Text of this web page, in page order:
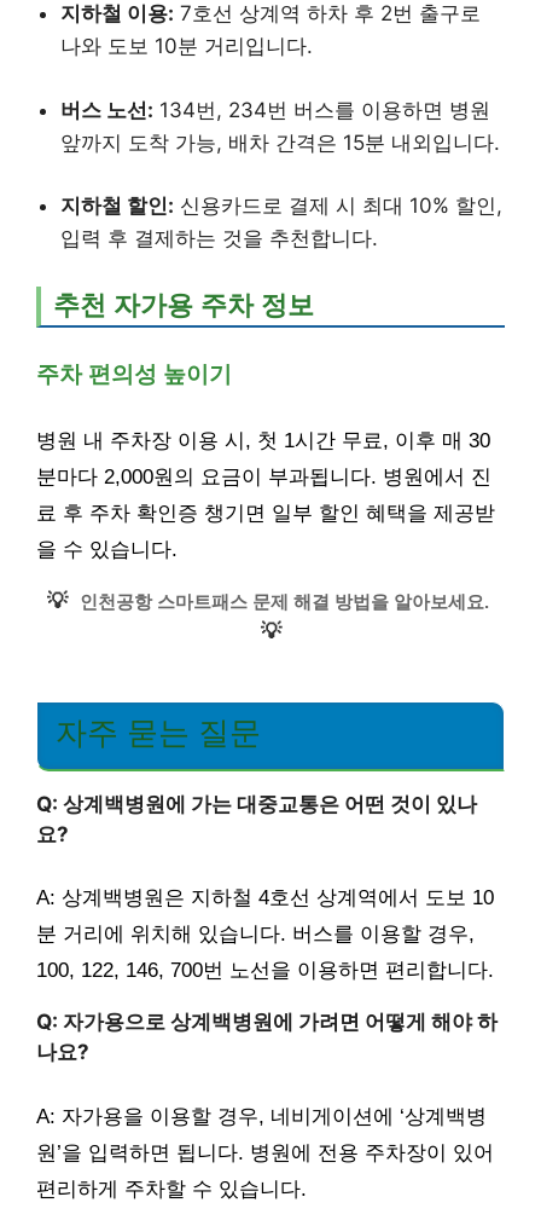
지하철 이용: 7호선 상계역 하차 후 2번 출구로
나와 도보 10분 거리입니다.
버스 노선: 134번, 234번 버스를 이용하면 병원
앞까지 도착 가능, 배차 간격은 15분 내외입니다.
지하철 할인: 신용카드로 결제 시 최대 10% 할인,
입력 후 결제하는 것을 추천합니다.
추천 자가용 주차 정보
주차 편의성 높이기
병원 내 주차장 이용 시, 첫 1시간 무료, 이후 매 30
분마다 2,000원의 요금이 부과됩니다. 병원에서 진
료 후 주차 확인증 챙기면 일부 할인 혜택을 제공받
을 수 있습니다.
💡 인천공항 스마트패스 문제 해결 방법을 알아보세요.
💡
자주 묻는 질문
Q: 상계백병원에 가는 대중교통은 어떤 것이 있나
요?
A: 상계백병원은 지하철 4호선 상계역에서 도보 10
분 거리에 위치해 있습니다. 버스를 이용할 경우,
100, 122, 146, 700번 노선을 이용하면 편리합니다.
Q: 자가용으로 상계백병원에 가려면 어떻게 해야 하
나요?
A: 자가용을 이용할 경우, 네비게이션에 ‘상계백병
원’을 입력하면 됩니다. 병원에 전용 주차장이 있어
편리하게 주차할 수 있습니다.